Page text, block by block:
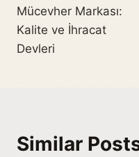
Mücevher Markası:
Kalite ve İhracat
Devleri
Similar